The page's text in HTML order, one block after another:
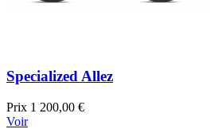
Specialized Allez
Prix 1 200,00 €
Voir